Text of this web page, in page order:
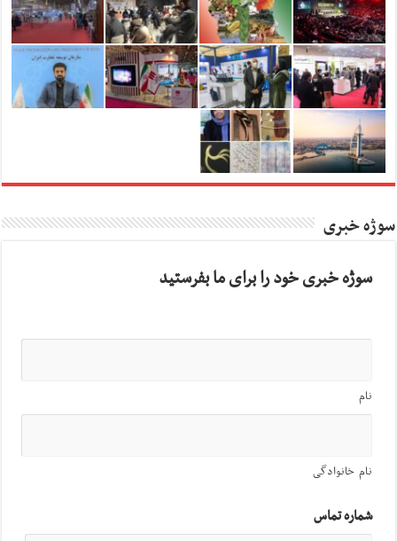
سوژه خبری
سوژه خبری خود را برای ما بفرستید
نام
نام خانوادگی
شماره تماس